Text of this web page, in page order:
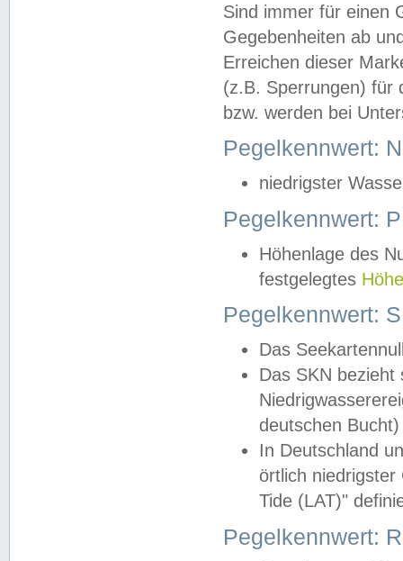
Sind immer für einen
Gegebenheiten ab
Erreichen dieser
(z.B. Sperrungen) für
bzw. werden bei
Pegelkennwert:
niedrigster
Pegelkennwert:
Höhenlage des
festgelegtes
Pegelkennwert:
Das
Das SKN
deutschen
In Deutschland
örtlich
Tide (LAT)"
Pegelkennwert: